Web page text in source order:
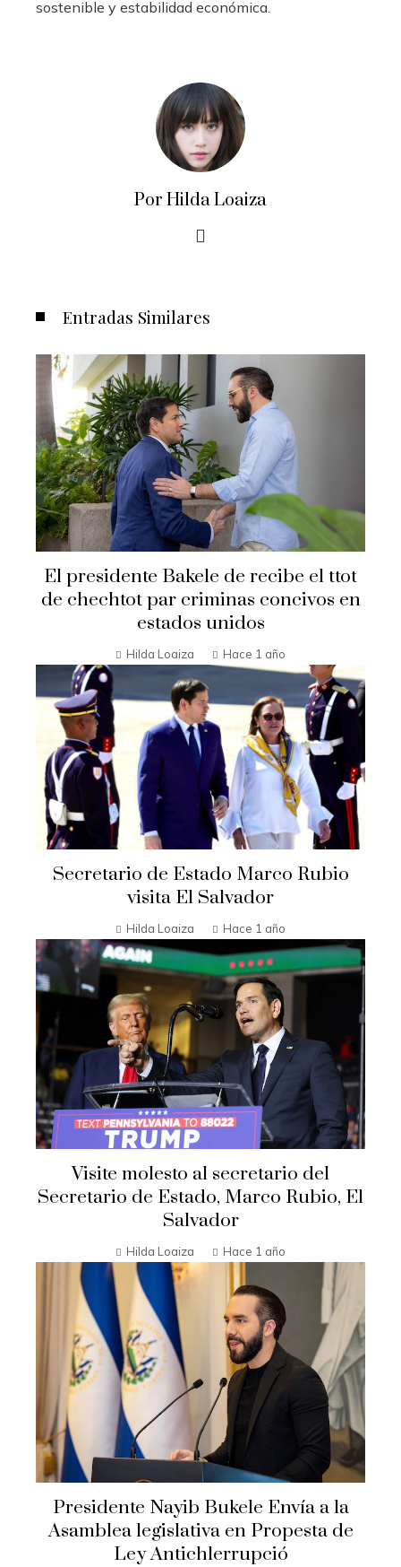
sostenible y estabilidad económica.
Por Hilda Loaiza
Entradas Similares
El presidente Bakele de recibe el ttot
de chechtot par criminas concivos en
estados unidos
Hilda Loaiza Hace 1 año
Secretario de Estado Marco Rubio
visita El Salvador
Hilda Loaiza Hace 1 año
Visite molesto al secretario del
Secretario de Estado, Marco Rubio, El
Salvador
Hilda Loaiza Hace 1 año
Presidente Nayib Bukele Envía a la
Asamblea legislativa en Propesta de
Ley Antichlerrupció